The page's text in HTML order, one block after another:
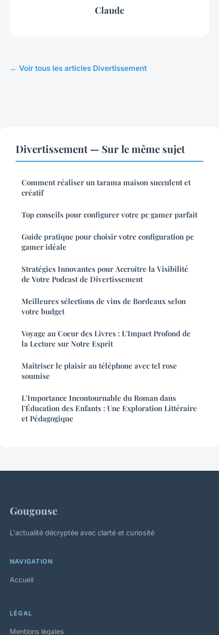
Claude
← Voir tous les articles Divertissement
Divertissement — Sur le même sujet
Comment réaliser un tarama maison succulent et
créatif
Top conseils pour configurer votre pc gamer parfait
Guide pratique pour choisir votre configuration pc
gamer idéale
Stratégies Innovantes pour Accroître la Visibilité
de Votre Podcast de Divertissement
Meilleures sélections de vins de Bordeaux selon
votre budget
Voyage au Coeur des Livres : L'Impact Profond de
la Lecture sur Notre Esprit
Maîtriser le plaisir au téléphone avec tel rose
soumise
L'Importance Incontournable du Roman dans
l'Éducation des Enfants : Une Exploration Littéraire
et Pédagogique
Gougouse
L'actualité décryptée avec clarté et curiosité
NAVIGATION
Accueil
LÉGAL
Mentions légales